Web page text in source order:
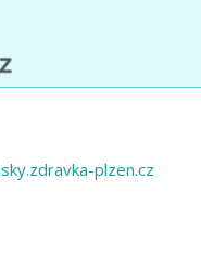
plzen.cz